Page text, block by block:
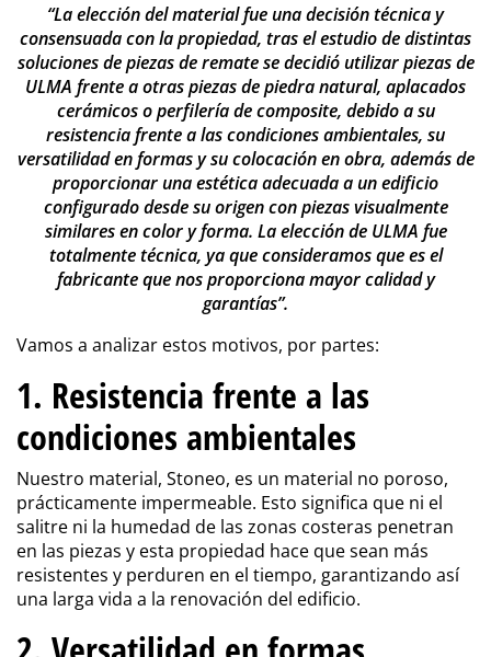
“La elección del material fue una decisión técnica y
consensuada con la propiedad, tras el estudio de distintas
soluciones de piezas de remate se decidió utilizar piezas de
ULMA frente a otras piezas de piedra natural, aplacados
cerámicos o perfilería de composite, debido a su
resistencia frente a las condiciones ambientales, su
versatilidad en formas y su colocación en obra, además de
proporcionar una estética adecuada a un edificio
configurado desde su origen con piezas visualmente
similares en color y forma. La elección de ULMA fue
totalmente técnica, ya que consideramos que es el
fabricante que nos proporciona mayor calidad y
garantías”.
Vamos a analizar estos motivos, por partes:
1. Resistencia frente a las
condiciones ambientales
Nuestro material, Stoneo, es un material no poroso,
prácticamente impermeable. Esto significa que ni el
salitre ni la humedad de las zonas costeras penetran
en las piezas y esta propiedad hace que sean más
resistentes y perduren en el tiempo, garantizando así
una larga vida a la renovación del edificio.